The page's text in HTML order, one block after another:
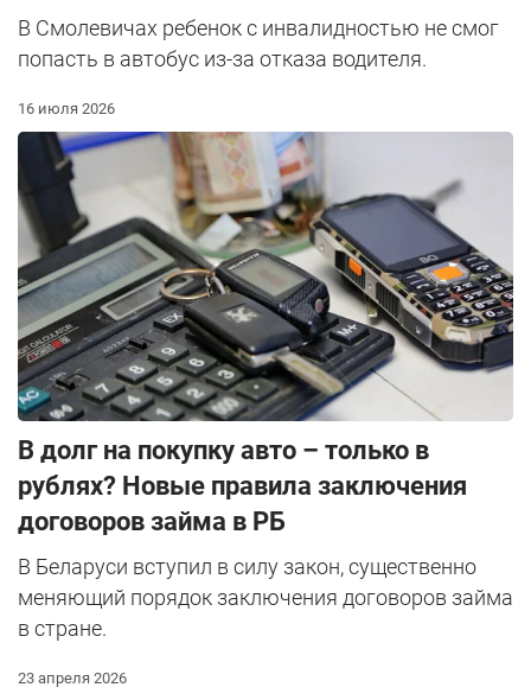
В Смолевичах ребенок с инвалидностью не смог
попасть в автобус из-за отказа водителя.
16 июля 2026
В долг на покупку авто – только в
рублях? Новые правила заключения
договоров займа в РБ
В Беларуси вступил в силу закон, существенно
меняющий порядок заключения договоров займа
в стране.
23 апреля 2026